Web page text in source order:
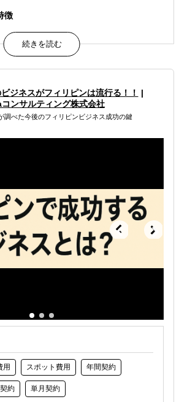
徴
商品、サービスを深掘りし、英語ネイテ
ュニケーションをデザインします。単な
場での共感はなかなか得られません。
ティング 海外WEBプロモーション
方法を探している
法を知りたい
ーズを知りたい
ジネスがフィリピンは流行る！！
|
ンサルティング株式会社
調べた今後のフィリピンビジネス成功の鍵
用 スポット費用 年間契約
約 単月契約